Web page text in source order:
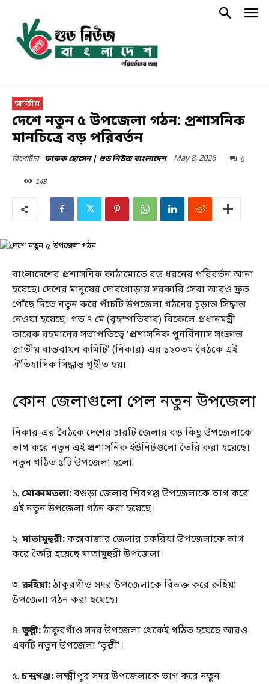
জাতীয়
দেশে নতুন ৫ উপজেলা গঠন: প্রশাসনিক
মানচিত্রে বড় পরিবর্তন
রিপোর্টার- ফারুক হোসেন | গুড নিউজ বাংলাদেশ May 8, 2026 0
148
বাংলাদেশের প্রশাসনিক কাঠামোতে বড় ধরনের পরিবর্তন আনা
হয়েছে। দেশের মানুষের দোরগোড়ায় সরকারি সেবা আরও দ্রুত
পৌঁছে দিতে নতুন করে পাঁচটি উপজেলা গঠনের চূড়ান্ত সিদ্ধান্ত
নেওয়া হয়েছে। গত ৭ মে (বৃহস্পতিবার) বিকেলে প্রধানমন্ত্রী
তারেক রহমানের সভাপতিত্বে ‘প্রশাসনিক পুনর্বিন্যাস সংক্রান্ত
জাতীয় বাস্তবায়ন কমিটি’ (নিকার)-এর ১২০তম বৈঠকে এই
ঐতিহাসিক সিদ্ধান্ত গৃহীত হয়।
কোন জেলাগুলো পেল নতুন উপজেলা
নিকার-এর বৈঠকে দেশের চারটি জেলার বড় কিছু উপজেলাকে
ভাগ করে নতুন এই প্রশাসনিক ইউনিটগুলো তৈরি করা হয়েছে।
নতুন গঠিত ৫টি উপজেলা হলো:
১. মোকামতলা:বগুড়া জেলার শিবগঞ্জ উপজেলাকে ভাগ করে
এই নতুন উপজেলা গঠন করা হয়েছে।
২. মাতামুহুরী:কক্সবাজার জেলার চকরিয়া উপজেলাকে ভাগ
করে তৈরি হয়েছে মাতামুহুরী উপজেলা।
৩. রুহিয়া:ঠাকুরগাঁও সদর উপজেলাকে বিভক্ত করে রুহিয়া
উপজেলা গঠন করা হয়েছে।
৪. ভুল্লী:ঠাকুরগাঁও সদর উপজেলা থেকেই গঠিত হয়েছে আরও
একটি নতুন উপজেলা ‘ভুল্লী’।
৫. চন্দ্রগঞ্জ:লক্ষ্মীপুর সদর উপজেলাকে ভাগ করে নতুন